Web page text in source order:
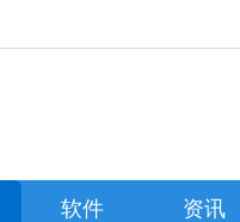
软件 资讯